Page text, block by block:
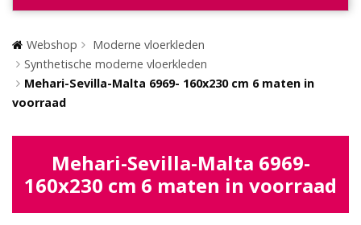
Webshop
Moderne vloerkleden
Synthetische moderne vloerkleden
Mehari-Sevilla-Malta 6969- 160x230 cm 6 maten in
voorraad
Mehari-Sevilla-Malta 6969-
160x230 cm 6 maten in voorraad